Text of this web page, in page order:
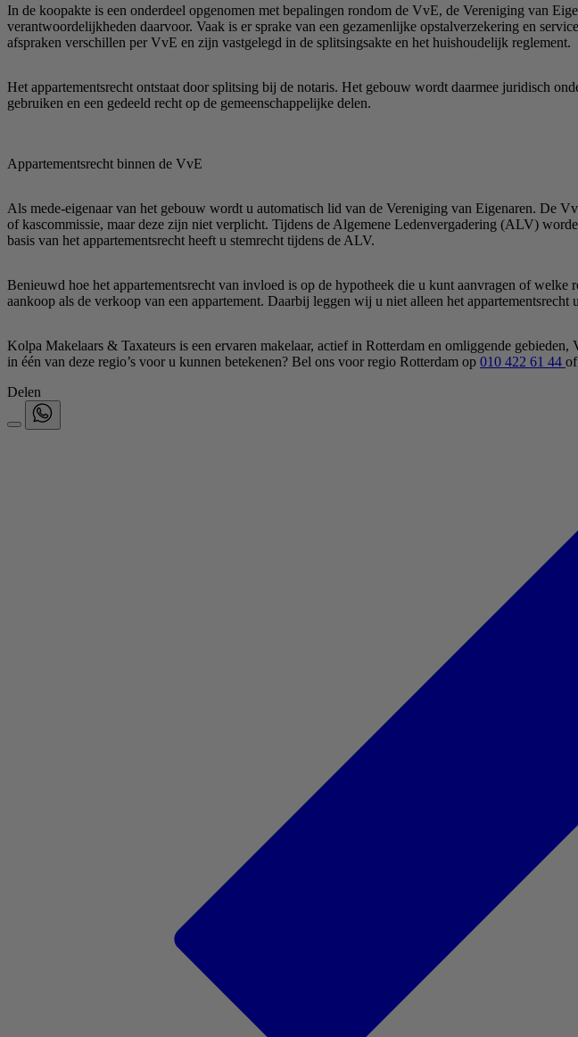
In de koopakte is een onderdeel opgenomen met bepalingen rondom de VvE, de Vereniging van
verantwoordelijkheden daarvoor. Vaak is er sprake van een gezamenlijke opstalverzekering en
afspraken verschillen per VvE en zijn vastgelegd in de splitsingsakte en het huishoudelijk reglement.
Het appartementsrecht ontstaat door splitsing bij de notaris. Het gebouw wordt daarmee juridisch
gebruiken en een gedeeld recht op de gemeenschappelijke delen.
Appartementsrecht binnen de VvE
Als mede-eigenaar van het gebouw wordt u automatisch lid van de Vereniging van Eigenaren. De
of kascommissie, maar deze zijn niet verplicht. Tijdens de Algemene Ledenvergadering (ALV)
basis van het appartementsrecht heeft u stemrecht tijdens de ALV.
Benieuwd hoe het appartementsrecht van invloed is op de hypotheek die u kunt aanvragen of
aankoop als de verkoop van een appartement. Daarbij leggen wij u niet alleen het
Kolpa Makelaars & Taxateurs is een ervaren makelaar, actief in Rotterdam en omliggende
in één van deze regio’s voor u kunnen betekenen? Bel ons voor regio Rotterdam op 010 422 61 44
Delen